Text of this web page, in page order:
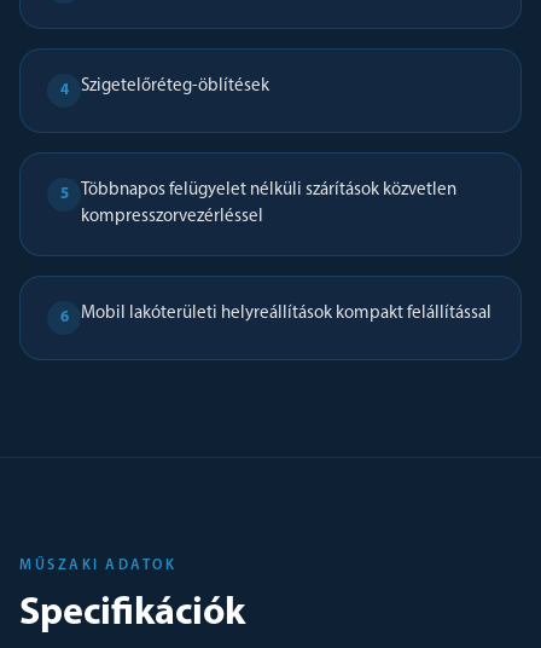
4 Szigetelőréteg-öblítések
5
Többnapos felügyelet nélküli szárítások közvetlen
kompresszorvezérléssel
6 Mobil lakóterületi helyreállítások kompakt felállítással
MŰSZAKI ADATOK
Specifikációk